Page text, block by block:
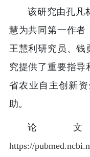
该研究由孔凡
慧为共同第一作者
王慧利研究员、钱
究提供了重要指导
省农业自主创新
助。
论
https://